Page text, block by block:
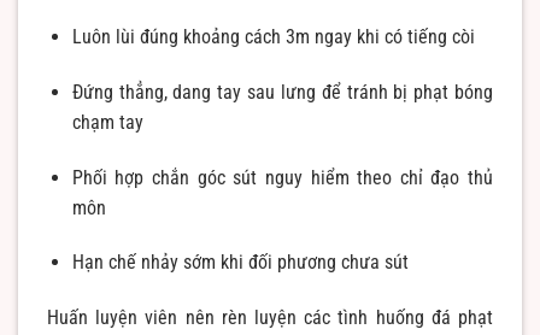
Luôn lùi đúng khoảng cách 3m ngay khi có tiếng còi
Đứng thẳng, dang tay sau lưng để tránh bị phạt bóng
chạm tay
Phối hợp chắn góc sút nguy hiểm theo chỉ đạo thủ
môn
Hạn chế nhảy sớm khi đối phương chưa sút
Huấn luyện viên nên rèn luyện các tình huống đá phạt